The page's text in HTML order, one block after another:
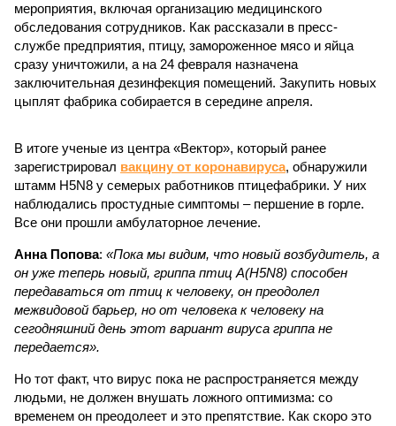
мероприятия, включая организацию медицинского
обследования сотрудников. Как рассказали в пресс-
службе предприятия, птицу, замороженное мясо и яйца
сразу уничтожили, а на 24 февраля назначена
заключительная дезинфекция помещений. Закупить новых
цыплят фабрика собирается в середине апреля.
В итоге ученые из центра «Вектор», который ранее
зарегистрировал вакцину от коронавируса, обнаружили
штамм H5N8 у семерых работников птицефабрики. У них
наблюдались простудные симптомы – першение в горле.
Все они прошли амбулаторное лечение.
Анна Попова: «Пока мы видим, что новый возбудитель, а
он уже теперь новый, гриппа птиц А(H5N8) способен
передаваться от птиц к человеку, он преодолел
межвидовой барьер, но от человека к человеку на
сегодняшний день этот вариант вируса гриппа не
передается».
Но тот факт, что вирус пока не распространяется между
людьми, не должен внушать ложного оптимизма: со
временем он преодолеет и это препятствие. Как скоро это